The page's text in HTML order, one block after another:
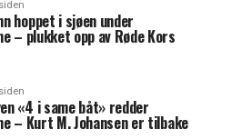
hoppet i sjøen under
– plukket opp av Røde Kors
«4 i same båt» redder
– Kurt M. Johansen er tilbake